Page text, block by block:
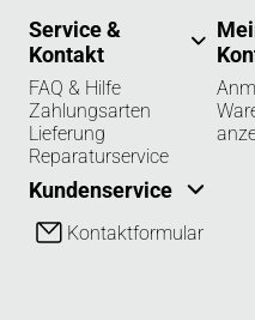
Service &
Kontakt
FAQ & Hilfe
Zahlungsarten
Lieferung
Reparaturservice
Kundenservice
Kontaktformular